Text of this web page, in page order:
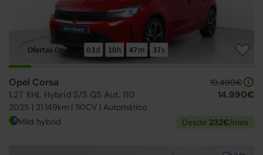
Ofertas Opel 03d 10h 47m 36s
Opel Corsa
1.2T XHL Hybrid S/S GS Aut. 110
2025 | 21.149km | 110CV | Automático
19.490€
14.990€
Mild hybrid Desde 232€/mes